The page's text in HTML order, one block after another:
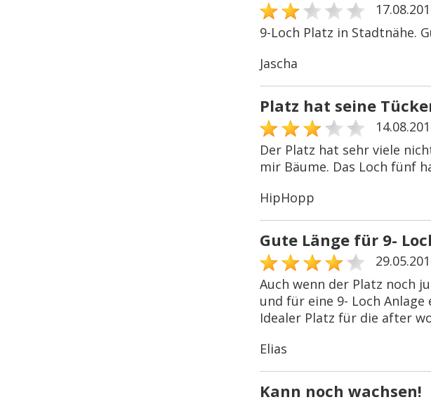
9-Loch Platz in Stadtnähe.
Jascha
Platz hat seine
Der Platz hat sehr viele
mir Bäume. Das Loch fünf
HipHopp
Gute Länge für 9-
Auch wenn der Platz noch
und für eine 9- Loch
Idealer Platz für die after
Elias
Kann noch wachsen!